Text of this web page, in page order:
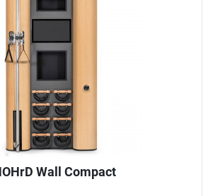
Wall Compact